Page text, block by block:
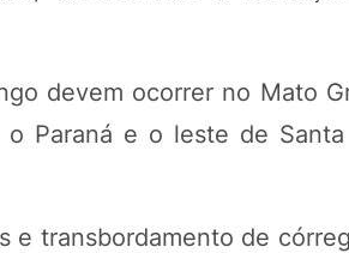
devem ocorrer no Mato
Paraná e o leste de
e transbordamento de